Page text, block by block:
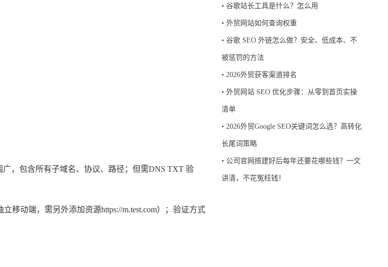
• 谷歌站长工具是什么？怎么用
• 外贸网站如何查询权重
• 谷歌 SEO 外链怎么做？安全、低成本、不
被惩罚的方法
• 2026外贸获客渠道排名
• 外贸网站 SEO 优化步骤：从零到首页实操
清单
• 2026外贸Google SEO关键词怎么选？高转化
长尾词策略
• 公司官网搭建好后每年还要花哪些钱？一文
讲清，不花冤枉钱！
广，包含所有子域名、协议、路径；但需DNS TXT 验
立移动端，需另外添加资源https://m.test.com）；验证方式